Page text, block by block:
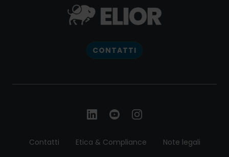
CONTATTI
Contatti Etica & Compliance Note legali